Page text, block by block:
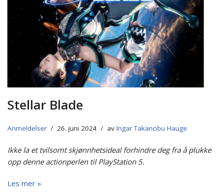
Stellar Blade
Anmeldelser 26. juni 2024 av Ingar Takanobu Hauge
Ikke la et tvilsomt skjønnhetsideal forhindre deg fra å plukke
opp denne actionperlen til PlayStation 5.
Les mer »